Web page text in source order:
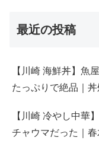
最近の投稿
【川崎 海鮮丼】魚
たっぷりで絶品｜丼
【川崎 冷やし中華
チャウマだった｜